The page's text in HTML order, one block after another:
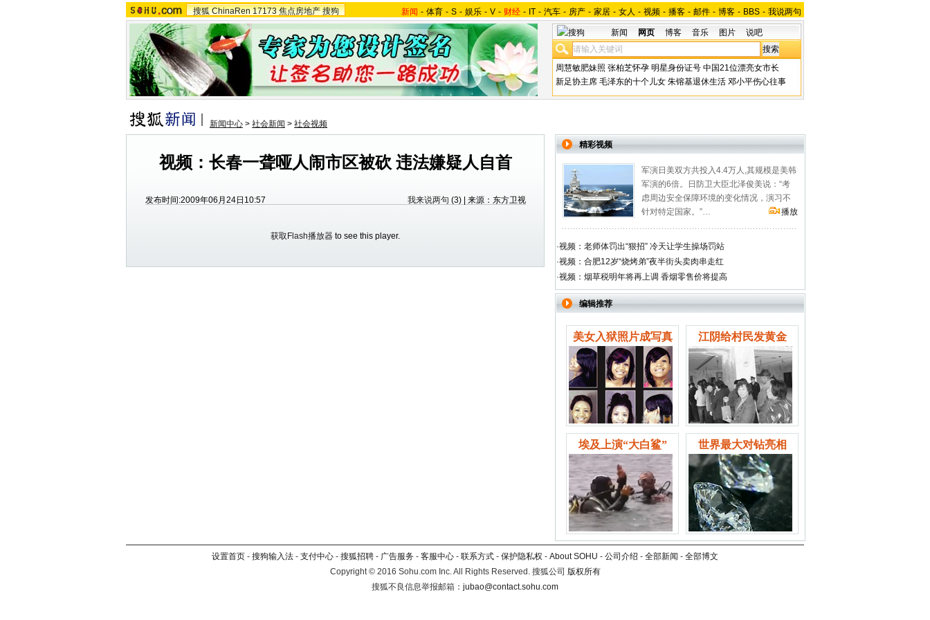
搜狐 ChinaRen 17173 焦点房地产 搜狗 新闻 - 体育 - S - 娱乐 - V - 财经 - IT - 汽车 - 房产 - 家居 - 女人 - 视频 - 播客 - 邮件 - 博客 - BBS - 我说两句
新闻 网页 博客 音乐 图片 说吧
周慧敏肥妹照 张柏芝怀孕 明星身份证号 中国21位漂亮女市长
新足协主席 毛泽东的十个儿女 朱镕基退休生活 邓小平伤心往事
新闻中心 > 社会新闻 > 社会视频
视频：长春一聋哑人闹市区被砍 违法嫌疑人自首
发布时间:2009年06月24日10:57 我来说两句 (3)| 来源：东方卫视
获取Flash播放器 to see this player.
精彩视频
军演日美双方共投入4.4万人,其规模是美韩
军演的6倍。日防卫大臣北泽俊美说：“考
虑周边安全保障环境的变化情况，演习不
针对特定国家。”…
播放
·视频：老师体罚出“狠招” 冷天让学生操场罚站
·视频：合肥12岁“烧烤弟”夜半街头卖肉串走红
·视频：烟草税明年将再上调 香烟零售价将提高
编辑推荐
美女入狱照片成写真 江阴给村民发黄金
埃及上演“大白鲨” 世界最大对钻亮相
设置首页 - 搜狗输入法 - 支付中心 - 搜狐招聘 - 广告服务 - 客服中心 - 联系方式 - 保护隐私权 - About SOHU - 公司介绍 - 全部新闻 - 全部博文
Copyright©2016 Sohu.com Inc. All Rights Reserved. 搜狐公司 版权所有
搜狐不良信息举报邮箱： jubao@contact.sohu.com